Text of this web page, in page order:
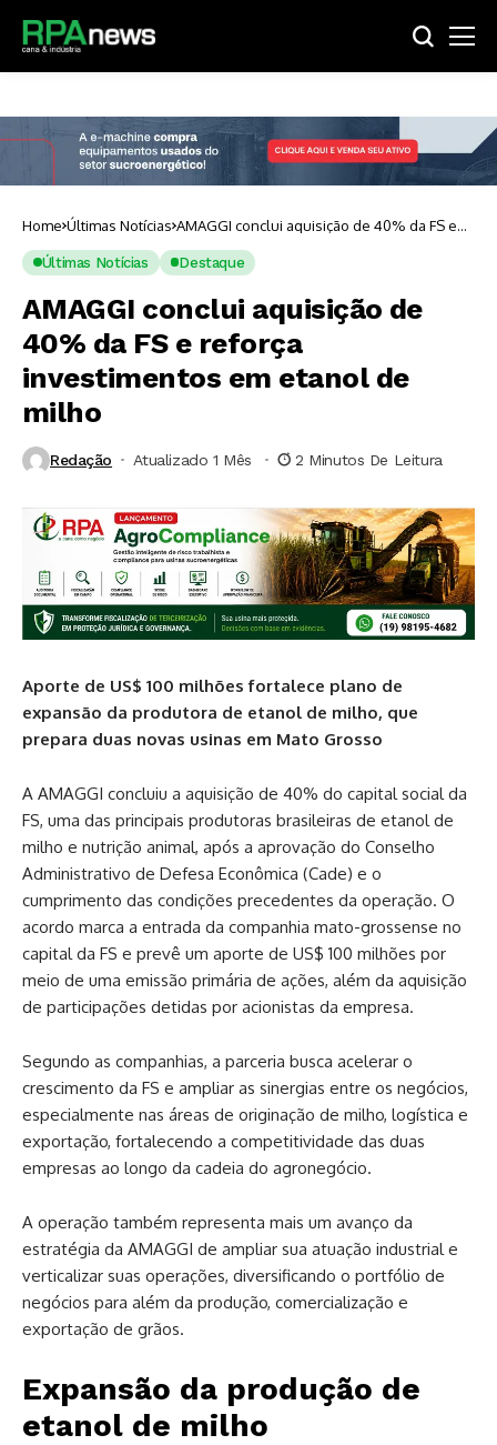
Home Últimas Notícias AMAGGI conclui aquisição de 40% da FS e
reforça investimentos em etanol de milho
Últimas Notícias Destaque
AMAGGI conclui aquisição de
40% da FS e reforça
investimentos em etanol de
milho
Redação Atualizado 1 Mês ⁮ 2 Minutos De Leitura
Aporte de US$ 100 milhões fortalece plano de
expansão da produtora de etanol de milho, que
prepara duas novas usinas em Mato Grosso
A AMAGGI concluiu a aquisição de 40% do capital social da
FS, uma das principais produtoras brasileiras de etanol de
milho e nutrição animal, após a aprovação do Conselho
Administrativo de Defesa Econômica (Cade) e o
cumprimento das condições precedentes da operação. O
acordo marca a entrada da companhia mato-grossense no
capital da FS e prevê um aporte de US$ 100 milhões por
meio de uma emissão primária de ações, além da aquisição
de participações detidas por acionistas da empresa.
Segundo as companhias, a parceria busca acelerar o
crescimento da FS e ampliar as sinergias entre os negócios,
especialmente nas áreas de originação de milho, logística e
exportação, fortalecendo a competitividade das duas
empresas ao longo da cadeia do agronegócio.
A operação também representa mais um avanço da
estratégia da AMAGGI de ampliar sua atuação industrial e
verticalizar suas operações, diversificando o portfólio de
negócios para além da produção, comercialização e
exportação de grãos.
Expansão da produção de
etanol de milho